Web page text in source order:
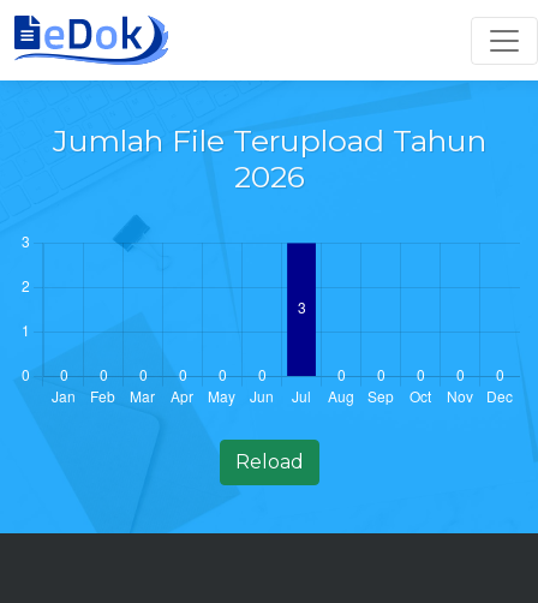
Jumlah File Terupload Tahun
2026
Reload